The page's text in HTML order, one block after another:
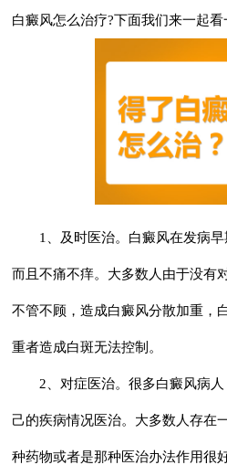
白癜风怎么治疗?下面我们来一起看
1、及时医治。白癜风在发病早
而且不痛不痒。大多数人由于没有
不管不顾，造成白癜风分散加重，
重者造成白斑无法控制。
2、对症医治。很多白癜风病人
己的疾病情况医治。大多数人存在
种药物或者是那种医治办法作用很